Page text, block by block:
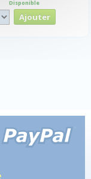
Disponible